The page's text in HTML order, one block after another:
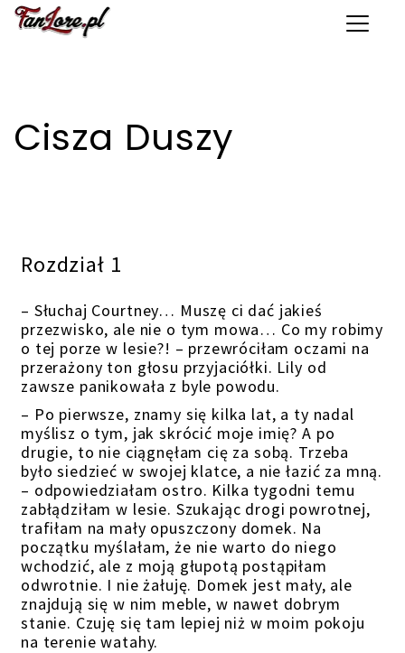
Toggle
Cisza Duszy
Rozdział 1
– Słuchaj Courtney… Muszę ci dać jakieś
przezwisko, ale nie o tym mowa… Co my robimy
o tej porze w lesie?! – przewróciłam oczami na
przerażony ton głosu przyjaciółki. Lily od
zawsze panikowała z byle powodu.
– Po pierwsze, znamy się kilka lat, a ty nadal
myślisz o tym, jak skrócić moje imię? A po
drugie, to nie ciągnęłam cię za sobą. Trzeba
było siedzieć w swojej klatce, a nie łazić za mną.
– odpowiedziałam ostro. Kilka tygodni temu
zabłądziłam w lesie. Szukając drogi powrotnej,
trafiłam na mały opuszczony domek. Na
początku myślałam, że nie warto do niego
wchodzić, ale z moją głupotą postąpiłam
odwrotnie. I nie żałuję. Domek jest mały, ale
znajdują się w nim meble, w nawet dobrym
stanie. Czuję się tam lepiej niż w moim pokoju
na terenie watahy.